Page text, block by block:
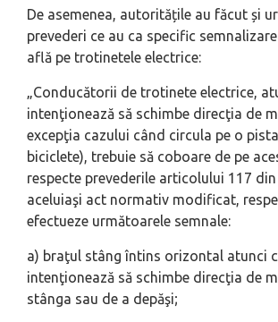
De asemenea, autoritățile au făcut și
prevederi ce au ca specific
află pe trotinetele electrice:
„Conducătorii de trotinete electrice,
intenţionează să schimbe direcţia de
excepţia cazului când circula pe o
biciclete), trebuie să coboare de pe
respecte prevederile articolului 117
aceluiaşi act normativ modificat,
efectueze următoarele semnale:
a) braţul stâng întins orizontal atunci
intenţionează să schimbe direcţia de
stânga sau de a depăşi;